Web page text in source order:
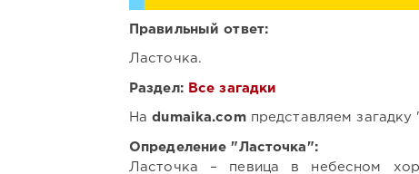
Правильный ответ:
Ласточка.
Раздел: Все загадки
Наdumaika.comпредставляем
Определение "Ласточка":
Ласточка – певица в небесном